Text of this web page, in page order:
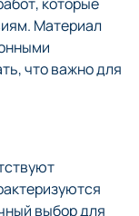
Материал
что важно для
выбор для